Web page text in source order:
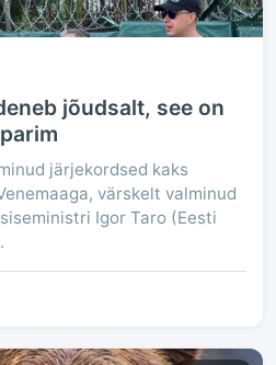
jõudsalt, see on
järjekordsed kaks
värskelt valminud
Igor Taro (Eesti